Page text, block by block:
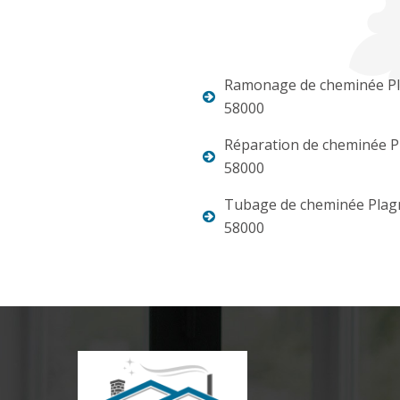
Ramonage de cheminée
58000
Réparation de cheminée
58000
Tubage de cheminée
58000